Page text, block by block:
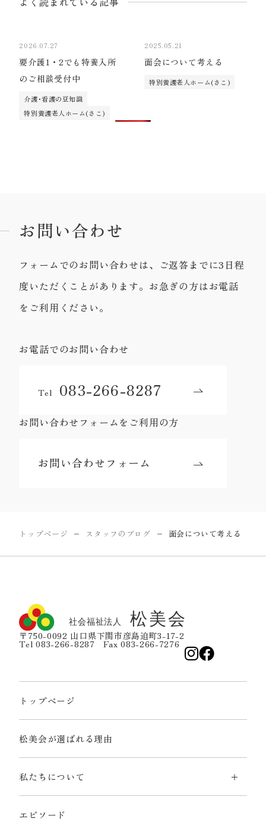
2026.07.27
要介護1・2でも特養入所
のご相談受付中
介護･看護の豆知識
特別養護老人ホーム(さこ)
2025.05.21
面会について考える
特別養護老人ホーム(さこ)
お問い合わせ
フォームでのお問い合わせは、ご返答までに3日程
度いただくことがあります。お急ぎの方はお電話
をご利用ください。
お電話でのお問い合わせ
Tel 083-266-8287
お問い合わせフォームをご利用の方
お問い合わせフォーム
トップページ ー スタッフのブログ ー 面会について考える
〒750-0092 山口県下関市彦島迫町3-17-2
Tel 083-266-8287 Fax 083-266-7276
トップページ
松美会が選ばれる理由
私たちについて
エピソード